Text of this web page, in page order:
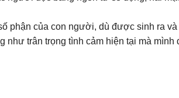
phận của con người, dù được sinh ra
như trân trọng tình cảm hiện tại mà mình